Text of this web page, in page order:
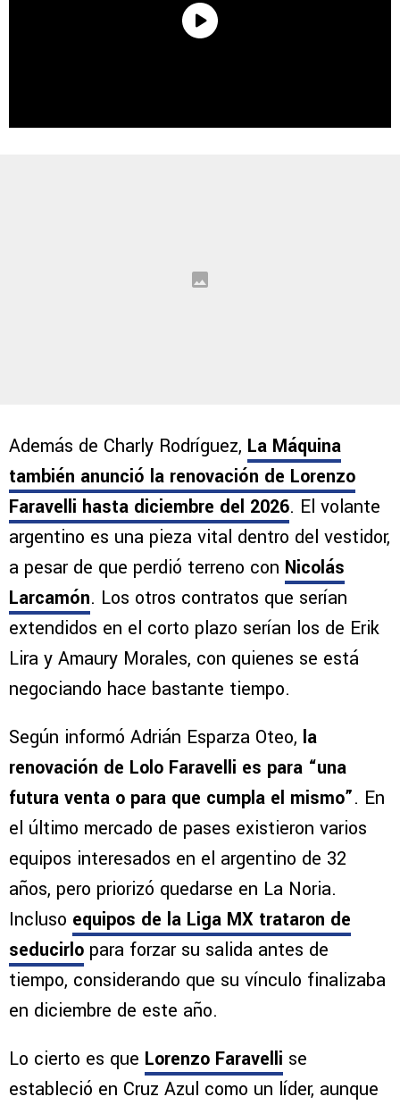
Además de Charly Rodríguez, La Máquina
también anunció la renovación de Lorenzo
Faravelli hasta diciembre del 2026. El volante
argentino es una pieza vital dentro del vestidor,
a pesar de que perdió terreno con Nicolás
Larcamón. Los otros contratos que serían
extendidos en el corto plazo serían los de Erik
Lira y Amaury Morales, con quienes se está
negociando hace bastante tiempo.
Según informó Adrián Esparza Oteo, la
renovación de Lolo Faravelli es para “una
futura venta o para que cumpla el mismo”. En
el último mercado de pases existieron varios
equipos interesados en el argentino de 32
años, pero priorizó quedarse en La Noria.
Incluso equipos de la Liga MX trataron de
seducirlo para forzar su salida antes de
tiempo, considerando que su vínculo finalizaba
en diciembre de este año.
Lo cierto es que Lorenzo Faravelli se
estableció en Cruz Azul como un líder, aunque